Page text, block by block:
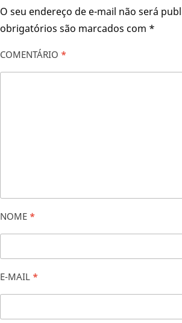
O seu endereço de e-mail não será
obrigatórios são marcados com *
COMENTÁRIO *
NOME *
E-MAIL *